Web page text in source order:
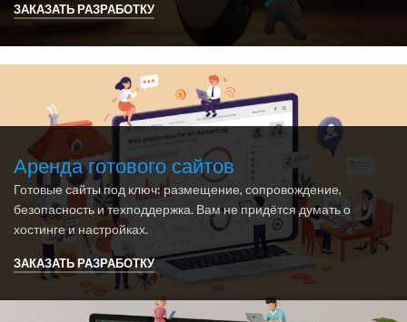
ЗАКАЗАТЬ РАЗРАБОТКУ
Аренда готового сайтов
Готовые сайты под ключ: размещение, сопровождение,
безопасность и техподдержка. Вам не придётся думать о
хостинге и настройках.
ЗАКАЗАТЬ РАЗРАБОТКУ